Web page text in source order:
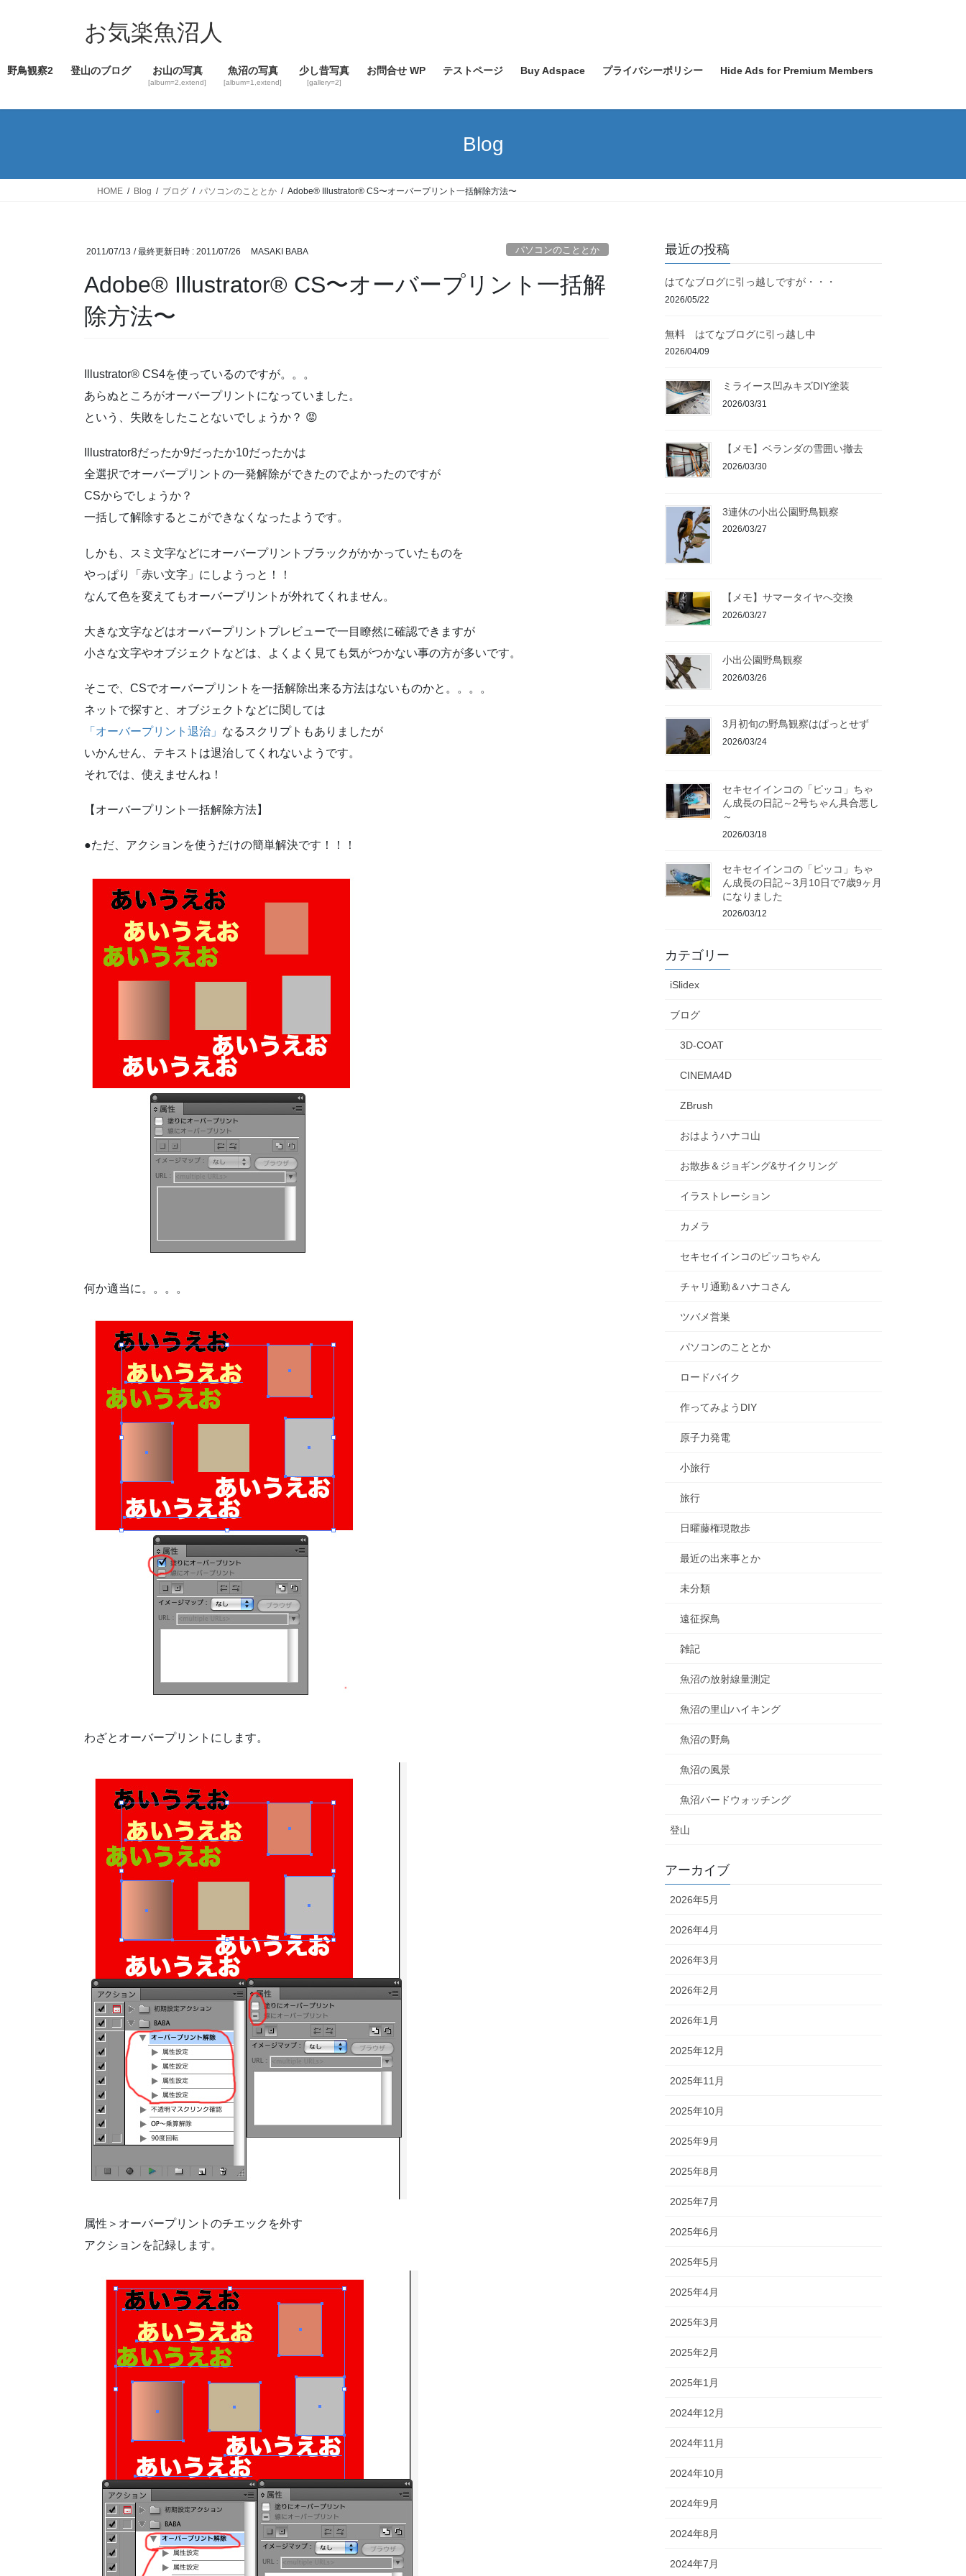
ツ
ス
シ
ン
お気楽魚沼人
野鳥観察2 登山のブログ お山の写真
[album=2,extend]
魚沼の写真
[album=1,extend]
少し昔写真
[gallery=2]
お問合せ WP テストページ Buy Adspace プライバシーポリシー Hide Ads for Premium Members
Blog
HOME Blog ブログ パソコンのこととか Adobe® Illustrator® CS〜オーバープリント一括解除方法〜
2011/07/13 / 最終更新日時 : 2011/07/26 MASAKI BABA パソコンのこととか
Adobe® Illustrator® CS〜オーバープリント一括解
除方法〜
Illustrator® CS4を使っているのですが。。。
あらぬところがオーバープリントになっていました。
という、失敗をしたことないでしょうか？ 😡
Illustrator8だったか9だったか10だったかは
全選択でオーバープリントの一発解除ができたのでよかったのですが
CSからでしょうか？
一括して解除するとこができなくなったようです。
しかも、スミ文字などにオーバープリントブラックがかかっていたものを
やっぱり「赤い文字」にしようっと！！
なんて色を変えてもオーバープリントが外れてくれません。
大きな文字などはオーバープリントプレビューで一目瞭然に確認できますが
小さな文字やオブジェクトなどは、よくよく見ても気がつかない事の方が多いです。
そこで、CSでオーバープリントを一括解除出来る方法はないものかと。。。。
ネットで探すと、オブジェクトなどに関しては
「オーバープリント退治」 なるスクリプトもありましたが
いかんせん、テキストは退治してくれないようです。
それでは、使えませんね！
【オーバープリント一括解除方法】
●ただ、アクションを使うだけの簡単解決です！！！
何か適当に。。。。
わざとオーバープリントにします。
属性＞オーバープリントのチエックを外す
アクションを記録します。
最近の投稿
はてなブログに引っ越しですが・・・
2026/05/22
無料 はてなブログに引っ越し中
2026/04/09
ミライース凹みキズDIY塗装
2026/03/31
【メモ】ベランダの雪囲い撤去
2026/03/30
3連休の小出公園野鳥観察
2026/03/27
【メモ】サマータイヤへ交換
2026/03/27
小出公園野鳥観察
2026/03/26
3月初旬の野鳥観察はぱっとせず
2026/03/24
セキセイインコの「ピッコ」ちゃ
ん成長の日記～2号ちゃん具合悪し
～
2026/03/18
セキセイインコの「ピッコ」ちゃ
ん成長の日記～3月10日で7歳9ヶ月
になりました
2026/03/12
カテゴリー
iSlidex
ブログ
3D-COAT
CINEMA4D
ZBrush
おはようハナコ山
お散歩＆ジョギング&サイクリング
イラストレーション
カメラ
セキセイインコのピッコちゃん
チャリ通勤＆ハナコさん
ツバメ営巣
パソコンのこととか
ロードバイク
作ってみようDIY
原子力発電
小旅行
旅行
日曜藤権現散歩
最近の出来事とか
未分類
遠征探鳥
雑記
魚沼の放射線量測定
魚沼の里山ハイキング
魚沼の野鳥
魚沼の風景
魚沼バードウォッチング
登山
アーカイブ
2026年5月
2026年4月
2026年3月
2026年2月
2026年1月
2025年12月
2025年11月
2025年10月
2025年9月
2025年8月
2025年7月
2025年6月
2025年5月
2025年4月
2025年3月
2025年2月
2025年1月
2024年12月
2024年11月
2024年10月
2024年9月
2024年8月
2024年7月